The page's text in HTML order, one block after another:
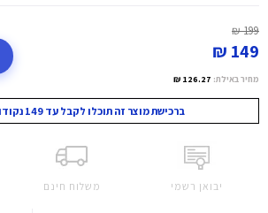
199 ₪
149 ₪
מחיר באילת: 126.27 ₪
ברכישת מוצר זה תוכלו לקבל עד 149 נקודות מועדון!
יבואן רשמי משלוח חינם